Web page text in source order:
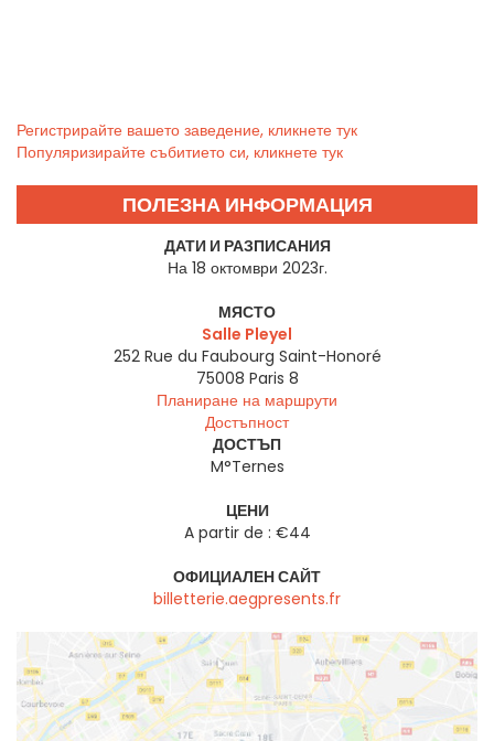
Регистрирайте вашето заведение, кликнете тук
Популяризирайте събитието си, кликнете тук
ПОЛЕЗНА ИНФОРМАЦИЯ
ДАТИ И РАЗПИСАНИЯ
На 18 октомври 2023г.
МЯСТО
Salle Pleyel
252 Rue du Faubourg Saint-Honoré
75008 Paris 8
Планиране на маршрути
Достъпност
ДОСТЪП
M°Ternes
ЦЕНИ
A partir de : €44
ОФИЦИАЛЕН САЙТ
billetterie.aegpresents.fr